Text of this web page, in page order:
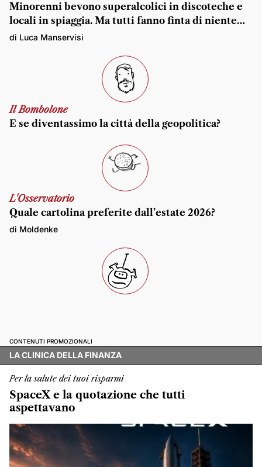
Minorenni bevono superalcolici in discoteche e
locali in spiaggia. Ma tutti fanno finta di niente…
di Luca Manservisi
Il Bombolone
E se diventassimo la città della geopolitica?
L'Osservatorio
Quale cartolina preferite dall’estate 2026?
di Moldenke
CONTENUTI PROMOZIONALI
LA CLINICA DELLA FINANZA
Per la salute dei tuoi risparmi
SpaceX e la quotazione che tutti
aspettavano